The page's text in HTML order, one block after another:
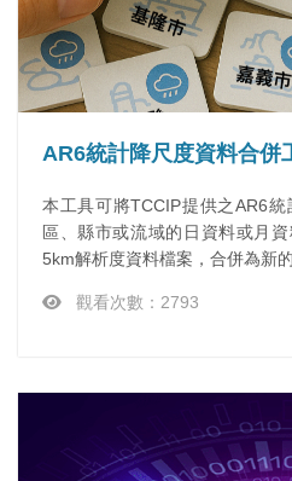
AR6統計降尺度資料合併
本工具可將TCCIP提供之AR6
區、縣市或流域的日資料或月
5km解析度資料檔案，合併為新的
觀看次數：2793